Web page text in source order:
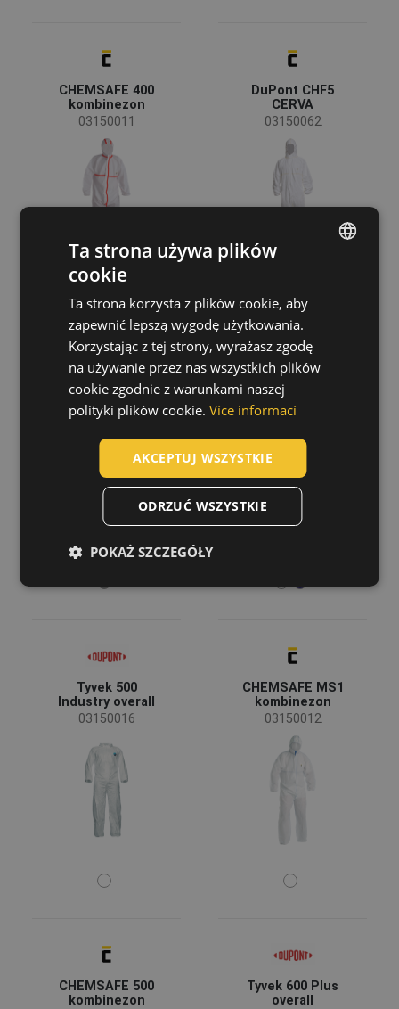
CHEMSAFE 400
kombinezon
03150011
DuPont CHF5
CERVA
03150062
Tychem 6000 F
overall
03150022
ProShield 20
03150068
Tyvek 500
Industry overall
03150016
CHEMSAFE MS1
kombinezon
03150012
CHEMSAFE 500
kombinezon
Tyvek 600 Plus
overall
CZECH
HUNGARIAN
SLOVAK
DUTCH
LATVIAN
Ta strona używa plików
cookie
Ta strona korzysta z plików cookie, aby
zapewnić lepszą wygodę użytkowania.
Korzystając z tej strony, wyrażasz zgodę
na używanie przez nas wszystkich plików
cookie zgodnie z warunkami naszej
polityki plików cookie. Více informací
AKCEPTUJ WSZYSTKIE
ODRZUĆ WSZYSTKIE
POKAŻ SZCZEGÓŁY